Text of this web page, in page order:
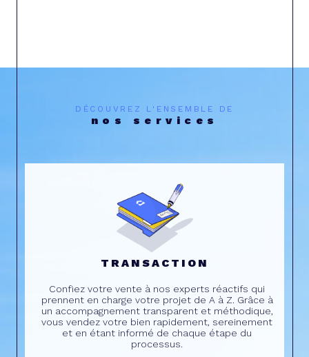
DÉCOUVREZ L'ENSEMBLE DE
nos services
TRANSACTION
Confiez votre vente à nos experts réactifs qui
prennent en charge votre projet de A à Z. Grâce à
un accompagnement transparent et méthodique,
vous vendez votre bien rapidement, sereinement
et en étant informé de chaque étape du
processus.